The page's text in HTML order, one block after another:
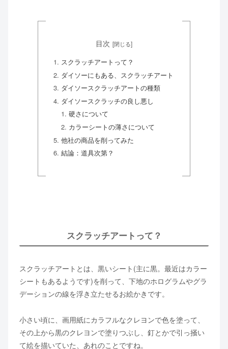
目次
スクラッチアートって？
ダイソーにもある、スクラッチアート
ダイソースクラッチアートの種類
ダイソースクラッチの良し悪し
硬さについて
カラーシートの薄さについて
他社の商品を削ってみた
結論：道具次第？
スクラッチアートって？
スクラッチアートとは、黒いシート(主に黒。最近はカラー
シートもあるようです)を削って、下地のホログラムやグラ
デーションの線を浮き立たせるお絵かきです。
小さい頃に、画用紙にカラフルなクレヨンで色を塗って、
その上から黒のクレヨンで塗りつぶし、釘とかで引っ掻い
て絵を描いていた、あれのことですね。